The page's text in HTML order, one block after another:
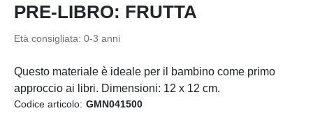
PRE-LIBRO: FRUTTA
Età consigliata: 0-3 anni
Questo materiale è ideale per il bambino come primo
approccio ai libri. Dimensioni: 12 x 12 cm.
Codice articolo: GMN041500